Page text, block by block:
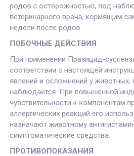
родов с осторожностью, под
ветеринарного врача, кормящим
недели после родов.
ПОБОЧНЫЕ ДЕЙСТВИЯ
При применении Празицид-
соответствии с настоящей
явлений и осложнений у животных,
наблюдается. При повышенной
чувствительности к компонентам
аллергических реакций его
назначают животному
симптоматические средства.
ПРОТИВОПОКАЗАНИЯ